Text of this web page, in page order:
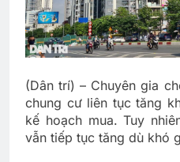
(Dân trí) – Chuyên gia
chung cư liên tục tăng
kế hoạch mua. Tuy
vẫn tiếp tục tăng dù khó